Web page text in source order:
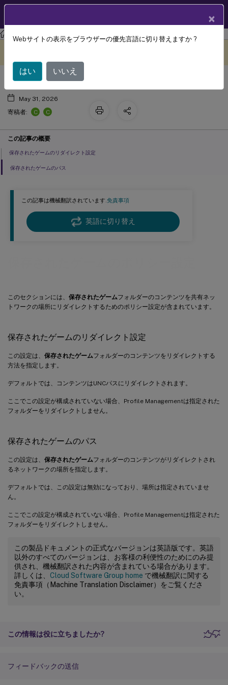
Citrix Virtual Apps and Desktops 7 2402 LTSR リファレンス
この記事は機械翻訳されています.免責事項
英語に切り替え
このセクションには、 保存されたゲームフォルダーのコンテンツを共有ネッ
トワークの場所にリダイレクトするためのポリシー設定が含まれています。
保存されたゲームのリダイレクト設定
この設定は、 保存されたゲームフォルダーのコンテンツをリダイレクトする
方法を指定します。
デフォルトでは、コンテンツはUNCパスにリダイレクトされます。
ここでこの設定が構成されていない場合、Profile Managementは指定された
フォルダーをリダイレクトしません。
保存されたゲームのパス
この設定は、 保存されたゲームフォルダーのコンテンツがリダイレクトされ
るネットワークの場所を指定します。
デフォルトでは、この設定は無効になっており、場所は指定されていませ
ん。
ここでこの設定が構成されていない場合、Profile Managementは指定された
フォルダーをリダイレクトしません。
この製品ドキュメントの正式なバージョンは英語版です。英語
以外のすべてのバージョンは、お客様の利便性のためにのみ提
供され、機械翻訳された内容が含まれている場合があります。
詳しくは、 Cloud Software Group home で機械翻訳に関する
免責事項（Machine Translation Disclaimer）をご覧くださ
い。
この情報は役に立ちましたか?
フィードバックの送信
保存されたゲームのポリシー設定
May 31, 2026
寄稿者:
C C
この記事の概要
保存されたゲームのリダイレクト設定
保存されたゲームのパス
×
Webサイトの表示をブラウザーの優先言語に切り替えますか ?
はい いいえ